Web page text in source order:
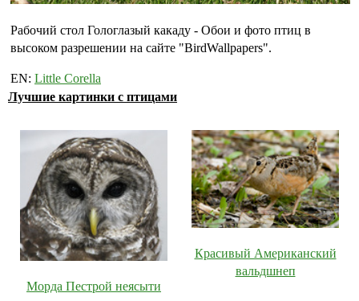
Рабочий стол Гологлазый какаду - Обои и фото птиц в
высоком разрешении на сайте "BirdWallpapers".
EN: Little Corella
Лучшие картинки с птицами
Морда Пестрой неясыти
Красивый Американский
вальдшнеп